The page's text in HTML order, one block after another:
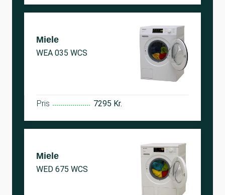
Miele
WEA 035 WCS
Pris 7295 Kr.
Miele
WED 675 WCS